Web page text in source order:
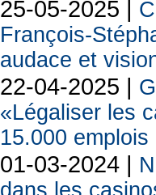
25-05-2025 |
François-
audace et
22-04-2025 |
«Légaliser les
15.000
01-03-2024 |
dans les